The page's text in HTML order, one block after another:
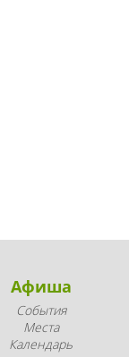
Афиша
События
Места
Календарь